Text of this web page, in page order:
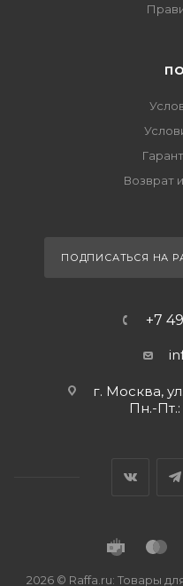
Возврат
ПОДПИСАТЬСЯ НА
+7
г. Москва,
Пн.-Пт.:
2026 © Raffa.ru: Товары